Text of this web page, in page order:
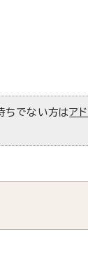
ちでない方はア